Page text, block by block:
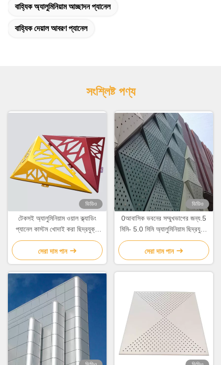
বাহ্যিক অ্যালুমিনিয়াম আচ্ছাদন প্যানেল
বাহ্যিক দেয়াল আবরণ প্যানেল
সংশ্লিষ্ট পণ্য
ভিডিও
টেকসই অ্যালুমিনিয়াম ওয়াল ক্ল্যাডিং
প্যানেল কাস্টম খোদাই করা ছিদ্রযুক্ত
শীট ধাতু প্যানেল
সেরা দাম পান
ভিডিও
0আবাসিক ভবনের সম্মুখভাগের জন্য.5
মিমি- 5.0 মিমি অ্যালুমিনিয়াম ছিদ্রযুক্ত
প্যানেল
সেরা দাম পান